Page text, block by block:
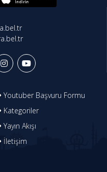
Youtuber Başvuru Formu
Kategoriler
Yayın Akışı
İletişim